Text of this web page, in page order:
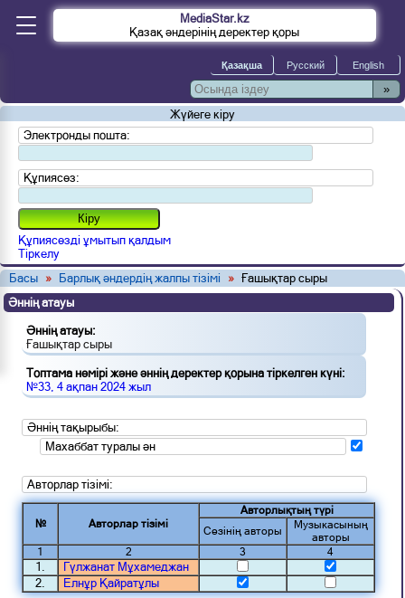
MediaStar.kz
Қазақ әндерінің деректер қоры
»
Жүйеге кіру
Электронды пошта:
Құпиясөз:
Құпиясөзді ұмытып қалдым
Тіркелу
Басы » Барлық әндердің жалпы тізімі » Ғашықтар сыры
Әннің атауы
Әннің атауы:
Ғашықтар сыры
Топтама нөмірі және әннің деректер қорына тіркелген күні:
№33, 4 ақпан 2024 жыл
Әннің тақырыбы:
Махаббат туралы ән
Авторлар тізімі:
№ Авторлар тізімі
Авторлықтың түрі
Сөзінің авторы
Музыкасының
авторы
1
2 3 4
1.
Гүлжанат Мұхамеджан
2.
Елнұр Қайратұлы